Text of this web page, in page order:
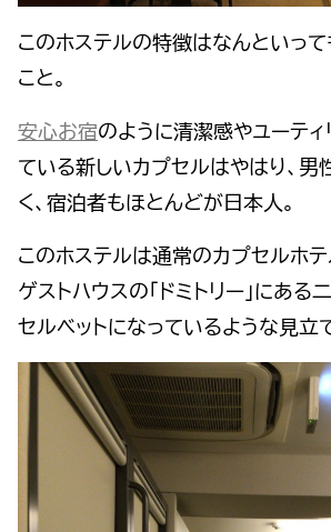
このホステルの特徴はなんといって
こと。
安心お宿のように清潔感やユーティ
ている新しいカプセルはやはり、
く、宿泊者もほとんどが日本人。
このホステルは通常のカプセルホテ
ゲストハウスの「ドミトリー」にある
セルベットになっているような見立て